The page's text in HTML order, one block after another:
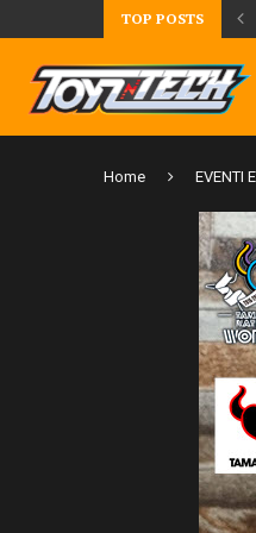
TOP POSTS
LA FIGURE DI IPPO
Home EVENTI